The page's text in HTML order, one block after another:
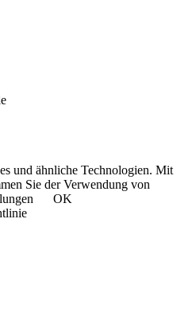
und ähnliche Technologien. Mit
Sie der Verwendung von
OK